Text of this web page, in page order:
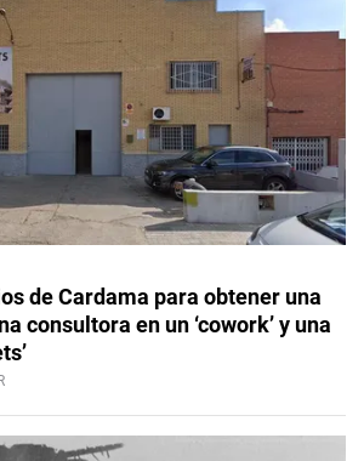
de Cardama para obtener una
consultora en un ‘cowork’ y una